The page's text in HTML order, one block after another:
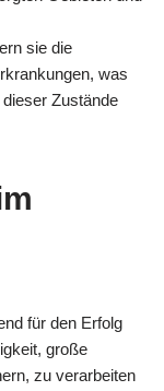
sie die
was
Zustände
für den Erfolg
große
zu verarbeiten